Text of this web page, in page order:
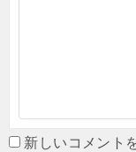
新しいコメント